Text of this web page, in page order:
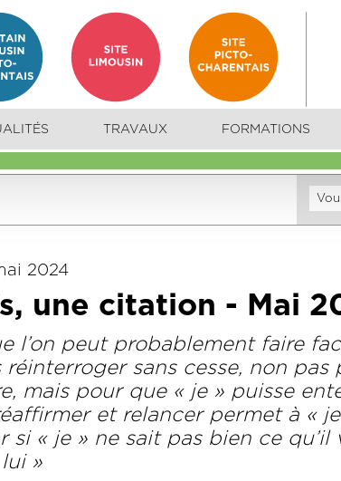
TRAVAUX FORMATIONS
2024
une citation - Mai
l’on peut probablement faire
réinterroger sans cesse, non pas
mais pour que « je » puisse
et relancer permet à «
si « je » ne sait pas bien ce
»